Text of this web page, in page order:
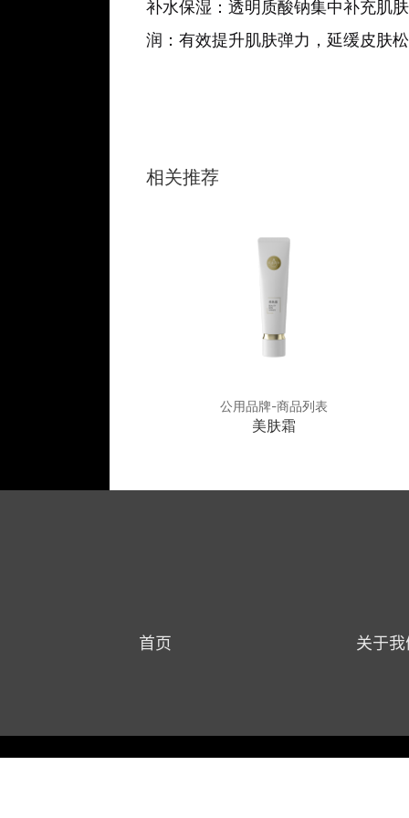
补水保湿：透明质酸钠集中补充肌
润：有效提升肌肤弹力，延缓皮肤
相关推荐
公用品牌-商品列表
美肤霜
首页 关于